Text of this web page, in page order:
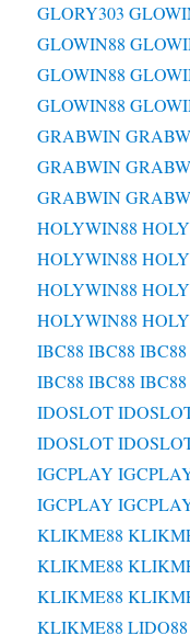
GLORY303
GLOWIN88
GLOWIN88
GLOWIN88
GRABWIN
GRABWIN
GRABWIN
HOLYWIN88
HOLYWIN88
HOLYWIN88
HOLYWIN88
IBC88 IBC88 IBC88
IBC88 IBC88 IBC88
IDOSLOT
IDOSLOT
IGCPLAY
IGCPLAY
KLIKME88
KLIKME88
KLIKME88
KLIKME88 LIDO88